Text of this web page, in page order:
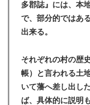
多郡誌』には、本
で、部分的ではあ
出来る。
それぞれの村の歴
帳）と言われる土
いて藩へ差し出し
ば、具体的に説明